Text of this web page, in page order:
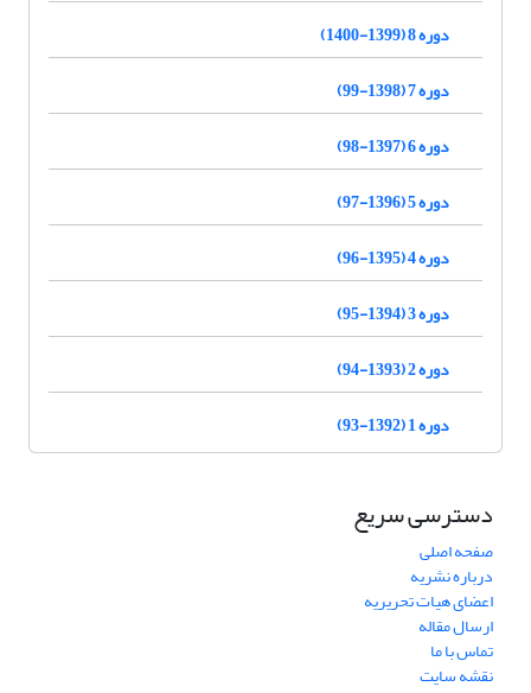
دوره 8 (1399-1400)
دوره 7 (1398-99)
دوره 6 (1397-98)
دوره 5 (1396-97)
دوره 4 (1395-96)
دوره 3 (1394-95)
دوره 2 (1393-94)
دوره 1 (1392-93)
دسترسی سریع
صفحه اصلی
درباره نشریه
اعضای هیات تحریریه
ارسال مقاله
تماس با ما
نقشه سایت